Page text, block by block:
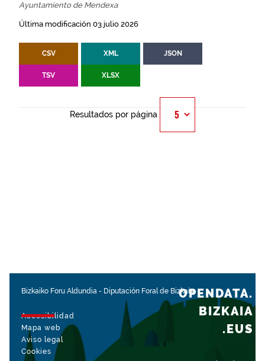
Ayuntamiento de Mendexa
Última modificación 03 julio 2026
CSV XML JSON
TSV XLSX
Resultados por página
Bizkaiko Foru Aldundia - Diputación Foral de Bizkaia
Accesibilidad
Mapa web
Aviso legal
Cookies
OPENDATA.
BIZKAIA
.EUS